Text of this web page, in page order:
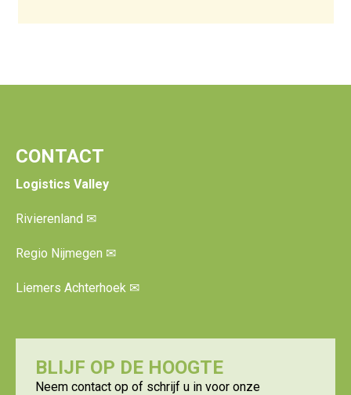
CONTACT
Logistics Valley
Rivierenland ✉
Regio Nijmegen ✉
Liemers Achterhoek ✉
BLIJF OP DE HOOGTE
Neem contact op of schrijf u in voor onze